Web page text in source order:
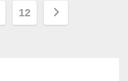
12